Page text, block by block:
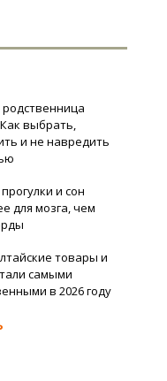
выбрать,
и не навредить
и сон
для мозга, чем
товары и
самыми
в 2026 году